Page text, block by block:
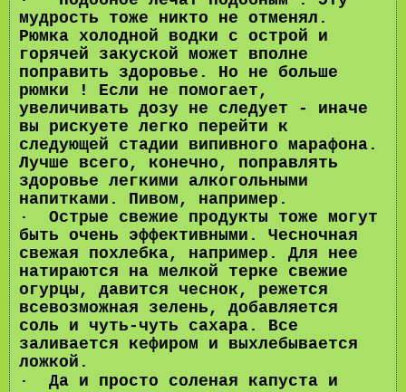
мудрость тоже никто не отменял.
Рюмка холодной водки с острой и
горячей закуской может вполне
поправить здоровье. Но не больше
рюмки ! Если не помогает,
увеличивать дозу не следует - иначе
вы рискуете легко перейти к
следующей стадии випивного марафона.
Лучше всего, конечно, поправлять
здоровье легкими алкогольными
напитками. Пивом, например.
· Острые свежие продукты тоже могут
быть очень эффективными. Чесночная
свежая похлебка, например. Для нее
натираются на мелкой терке свежие
огурцы, давится чеснок, режется
всевозможная зелень, добавляется
соль и чуть-чуть сахара. Все
заливается кефиром и выхлебывается
ложкой.
·
Да и просто соленая капуста и